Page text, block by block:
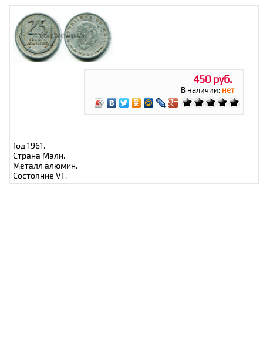
450 руб.
В наличии: нет
Год 1961.
Страна Мали.
Металл алюмин.
Состояние VF.